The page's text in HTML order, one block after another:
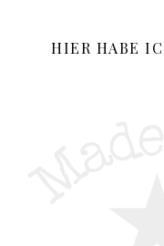
HIER HABE